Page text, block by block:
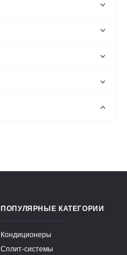
ПОПУЛЯРНЫЕ КАТЕГОРИИ
Кондиционеры
Сплит-системы